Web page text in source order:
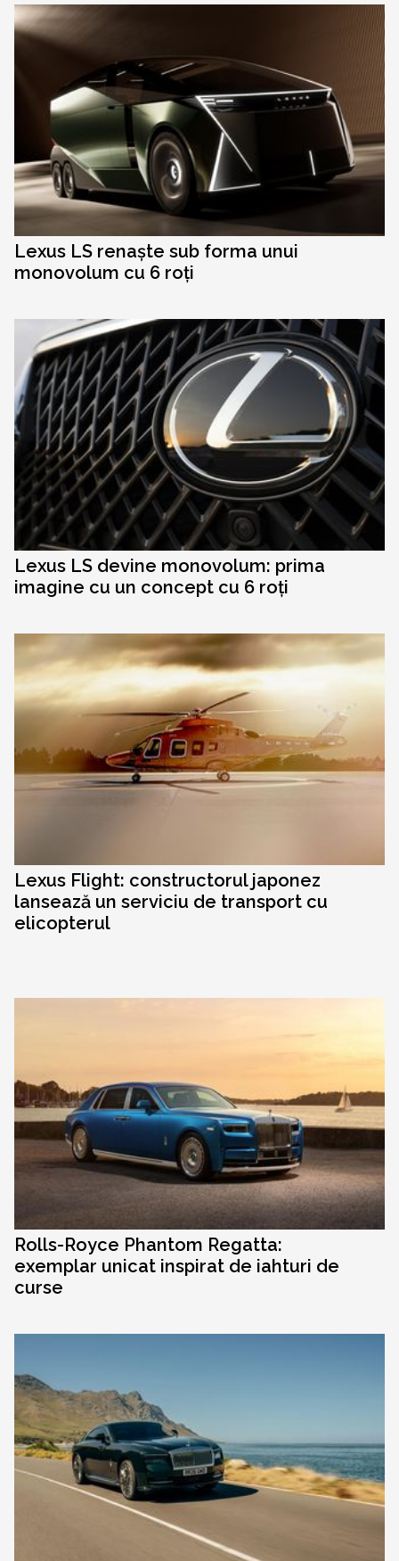
Lexus LS renaște sub forma unui
monovolum cu 6 roți
Lexus LS devine monovolum: prima
imagine cu un concept cu 6 roți
Lexus Flight: constructorul japonez
lansează un serviciu de transport cu
elicopterul
Rolls-Royce Phantom Regatta:
exemplar unicat inspirat de iahturi de
curse